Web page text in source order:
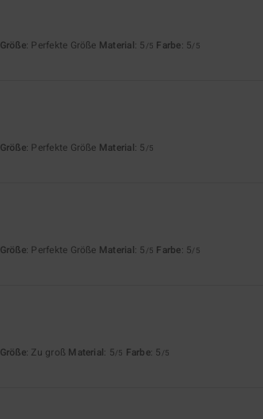
Größe: Perfekte Größe Material: 5 /5 Farbe: 5/5
Größe: Perfekte Größe Material: 5 /5
Größe: Perfekte Größe Material: 5 /5 Farbe: 5/5
Größe: Zu groß Material: 5/5 Farbe: 5 /5